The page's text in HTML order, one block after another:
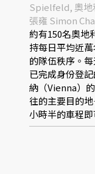
Spielfeld, 奧地
張雍 Simon
約有150名奧地
持每日平均近
的隊伍秩序。
已完成身份登
納（Vienna）
往的主要目的
小時半的車程